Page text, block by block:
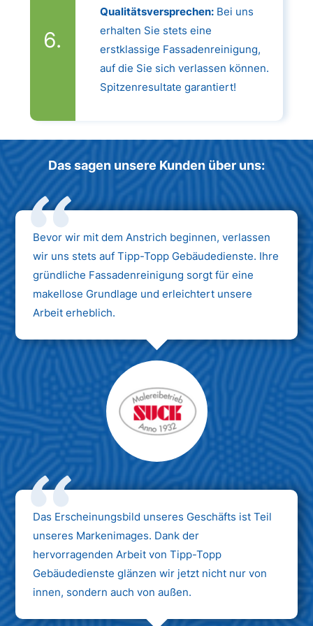
Qualitätsversprechen:Bei uns
erhalten Sie stets eine
erstklassige Fassadenreinigung,
auf die Sie sich verlassen können.
Spitzenresultate garantiert!
Das sagen unsere Kunden über uns:
Bevor wir mit dem Anstrich beginnen, verlassen
wir uns stets auf Tipp-Topp Gebäudedienste. Ihre
gründliche Fassadenreinigung sorgt für eine
makellose Grundlage und erleichtert unsere
Arbeit erheblich.
Das Erscheinungsbild unseres Geschäfts ist Teil
unseres Markenimages. Dank der
hervorragenden Arbeit von Tipp-Topp
Gebäudedienste glänzen wir jetzt nicht nur von
innen, sondern auch von außen.